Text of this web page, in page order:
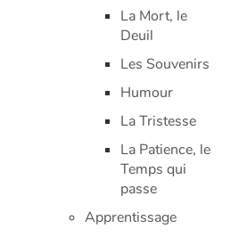
La Mort, le
Deuil
Les Souvenirs
Humour
La Tristesse
La Patience, le
Temps qui
passe
Apprentissage